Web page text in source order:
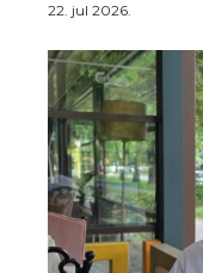
22. jul 2026.